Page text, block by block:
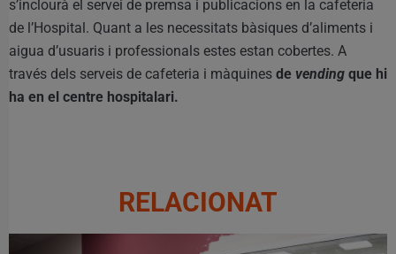
s’inclourà el servei de premsa i publicacions en la cafeteria
de l’Hospital. Quant a les necessitats bàsiques d’aliments i
aigua d’usuaris i professionals estes estan cobertes. A
través dels serveis de cafeteria i màquines de vending que hi
ha en el centre hospitalari.
RELACIONAT